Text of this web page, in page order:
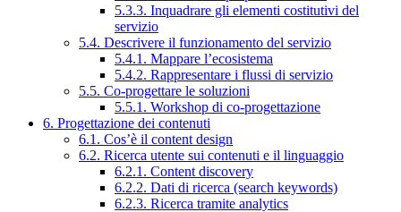
5.3.3. Inquadrare gli elementi costitutivi del
servizio
5.4. Descrivere il funzionamento del servizio
5.4.1. Mappare l’ecosistema
5.4.2. Rappresentare i flussi di servizio
5.5. Co-progettare le soluzioni
5.5.1. Workshop di co-progettazione
6. Progettazione dei contenuti
6.1. Cos’è il content design
6.2. Ricerca utente sui contenuti e il linguaggio
6.2.1. Content discovery
6.2.2. Dati di ricerca (search keywords)
6.2.3. Ricerca tramite analytics